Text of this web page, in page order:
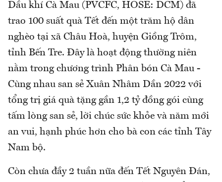
Dầu khí Cà Mau (PVCFC, HOSE: DCM) đã
trao 100 suất quà Tết đến một trăm hộ dân
nghèo tại xã Châu Hoà, huyện Giồng Trôm,
tỉnh Bến Tre. Đây là hoạt động thường niên
nằm trong chương trình Phân bón Cà Mau -
Cùng nhau san sẻ Xuân Nhâm Dần 2022 với
tổng trị giá quà tặng gần 1,2 tỷ đồng gói cùng
tấm lòng san sẻ, lời chúc sức khỏe và năm mới
an vui, hạnh phúc hơn cho bà con các tỉnh Tây
Nam bộ.
Còn chưa đầy 2 tuần nữa đến Tết Nguyên Đán,